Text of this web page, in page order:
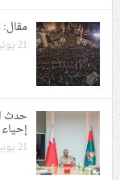
مقال:
21 يونيو 2026
21 يونيو 2026